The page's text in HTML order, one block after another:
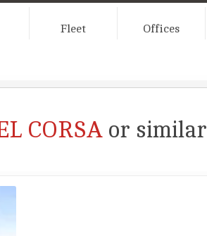
Fleet Offices
CORSAor similar